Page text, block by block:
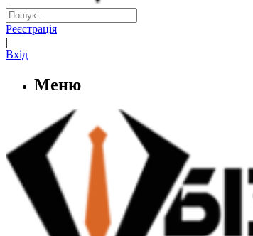
Реєстрація
|
Вхід
Меню